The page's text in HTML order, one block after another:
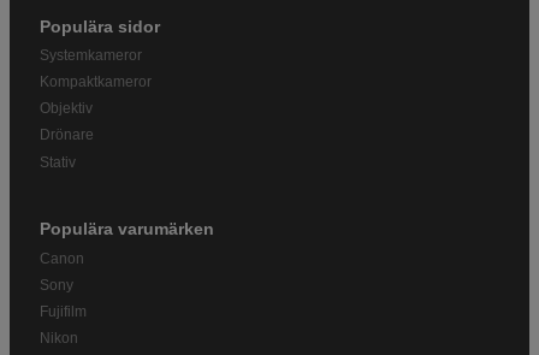
Populära sidor
Systemkameror
Kompaktkameror
Objektiv
Drönare
Stativ
Populära varumärken
Canon
Sony
Fujifilm
Nikon